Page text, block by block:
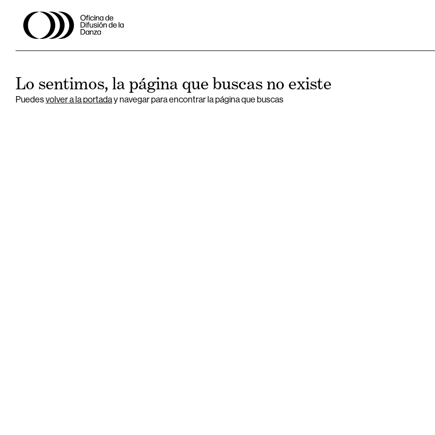
Lo sentimos, la página que buscas no existe
Puedesvolver a la portaday navegar para encontrar la página que buscas